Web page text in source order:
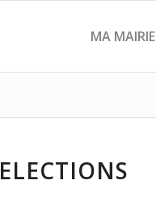
MA MAIRIE
ELECTIONS